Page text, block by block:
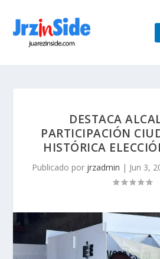
DESTACA
PARTICIPACIÓN
HISTÓRICA
Publicado por jrzadmin | Jun 3,